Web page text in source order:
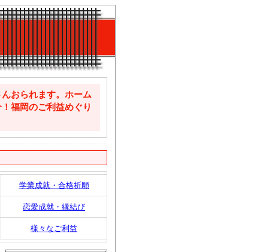
おられます。ホーム
福岡のご利益めぐり
学業成就・合格祈願
恋愛成就・縁結び
様々なご利益